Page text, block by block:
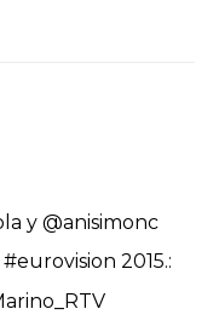
y @anisimonc
2015.: